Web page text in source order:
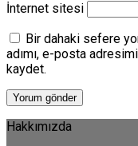
İnternet sitesi
Bir dahaki sefere
adımı, e-posta
kaydet.
Hakkımızda